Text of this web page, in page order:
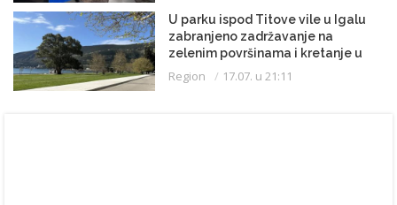
U parku ispod Titove vile u Igalu
zabranjeno zadržavanje na
zelenim površinama i kretanje u
kupaćem kostimu
Region 17.07. u 21:11